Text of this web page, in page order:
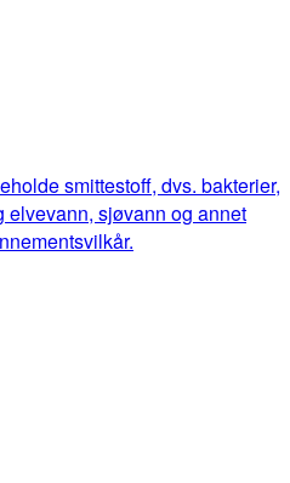
smittestoff, dvs. bakterier,
elvevann, sjøvann og annet